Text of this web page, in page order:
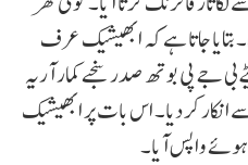
جاتا ہے کہ ابھیشیک عرف
بی جے پی بوتھ صدر سنجے کمار آریہ
انکار کر دیا۔ اس بات پر ابھیشیک
واپس آیا۔